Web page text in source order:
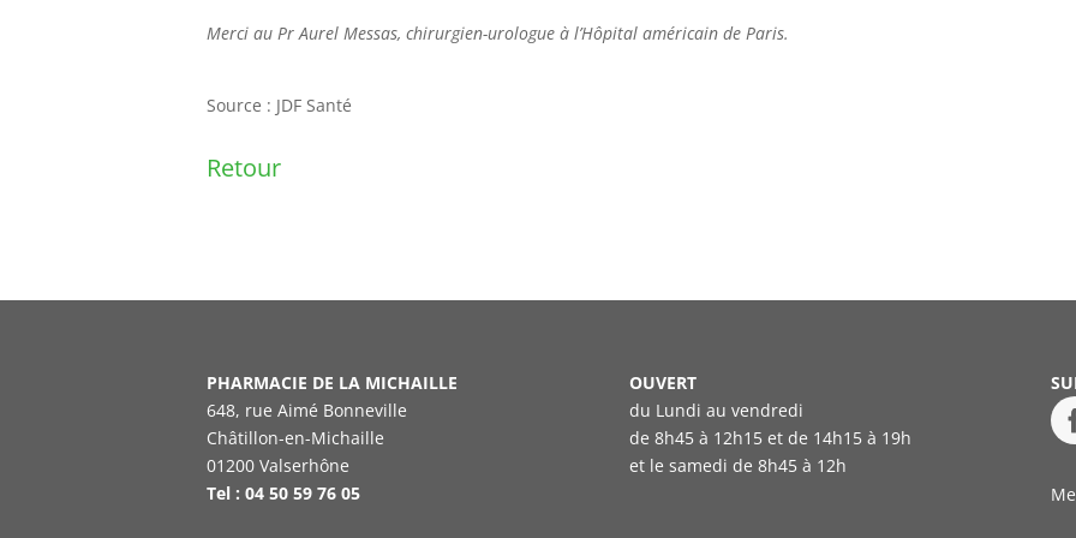
Merci au Pr Aurel Messas, chirurgien-urologue à l’Hôpital américain de Paris.
Source : JDF Santé
Retour
PHARMACIE DE LA MICHAILLE
648, rue Aimé Bonneville
Châtillon-en-Michaille
01200 Valserhône
Tel : 04 50 59 76 05
OUVERT
du Lundi au vendredi
de 8h45 à 12h15 et de 14h15 à 19h
et le samedi de 8h45 à 12h